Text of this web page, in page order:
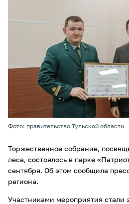
Фото: правительство Тульской области
Торжественное собрание,
леса, состоялось в парке
сентября. Об этом сообщила
региона.
Участниками мероприятия стали